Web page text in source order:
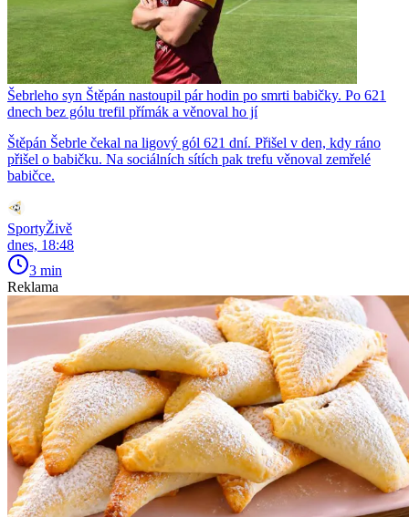
Šebrleho syn Štěpán nastoupil pár hodin po smrti babičky. Po 621
dnech bez gólu trefil přímák a věnoval ho jí
Štěpán Šebrle čekal na ligový gól 621 dní. Přišel v den, kdy ráno
přišel o babičku. Na sociálních sítích pak trefu věnoval zemřelé
babičce.
SportyŽivě
dnes, 18:48
3 min
Reklama